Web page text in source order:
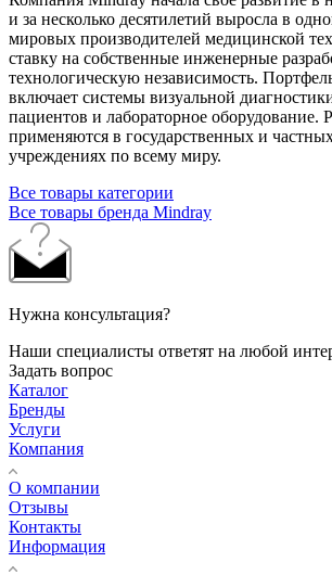
и за несколько десятилетий выросла в
мировых производителей медицинской
ставку на собственные инженерные
технологическую независимость.
включает системы визуальной
пациентов и лабораторное оборудование.
применяются в государственных и
учреждениях по всему миру.
Все товары категории
Все товары бренда Mindray
Нужна консультация?
Наши специалисты ответят на любой
Задать вопрос
Каталог
Бренды
Услуги
Компания
О компании
Отзывы
Контакты
Информация